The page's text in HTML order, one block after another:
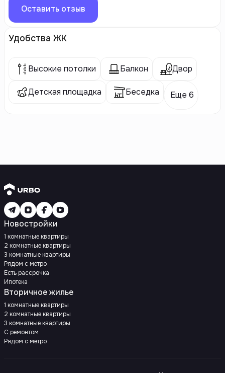
Оставить отзыв
Удобства ЖК
Высокие потолки Балкон Двор
Детская площадка Беседка Еще 6
Новостройки
1 комнатные квартиры
2 комнатные квартиры
3 комнатные квартиры
Рядом с метро
Есть рассрочка
Ипотека
Вторичное жилье
1 комнатные квартиры
2 комнатные квартиры
3 комнатные квартиры
С ремонтом
Рядом с метро